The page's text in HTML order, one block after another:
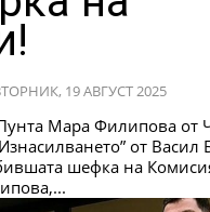
19 АВГУСТ 2025
Мара Филипова от
шефка на